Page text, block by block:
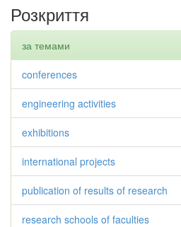
Розкриття
за темами
conferences
engineering activities
exhibitions
international projects
publication of results of research
research schools of faculties